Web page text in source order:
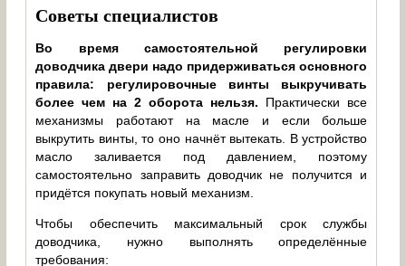
Советы специалистов
Во время самостоятельной регулировки
доводчика двери надо придерживаться основного
правила: регулировочные винты выкручивать
более чем на 2 оборота нельзя. Практически все
механизмы работают на масле и если больше
выкрутить винты, то оно начнёт вытекать. В устройство
масло заливается под давлением, поэтому
самостоятельно заправить доводчик не получится и
придётся покупать новый механизм.
Чтобы обеспечить максимальный срок службы
доводчика, нужно выполнять определённые
требования: